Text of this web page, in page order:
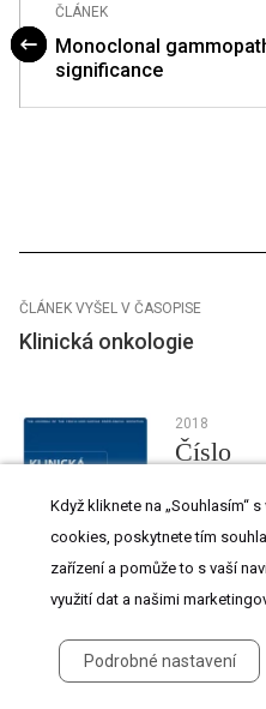
ČLÁNEK
Monoclonal
significance
ČLÁNEK VYŠEL V ČASOPISE
Klinická onkologie
2018
Číslo
Nejčtenější tento týden
Když kliknete na „Souhlasím“
cookies, poskytnete tím
zařízení a pomůže to s vaší
využití dat a našimi
Podrobné nastavení